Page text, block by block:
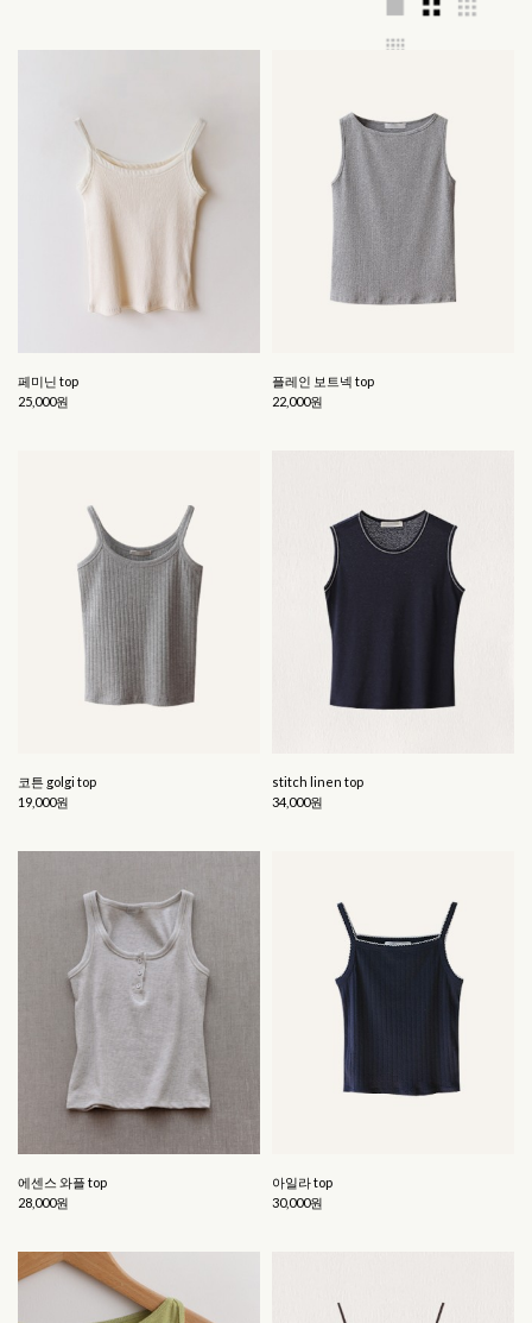
페미닌 top
25,000원
플레인 보트넥 top
22,000원
코튼 golgi top
19,000원
stitch linen top
34,000원
에센스 와플 top
28,000원
아일라 top
30,000원